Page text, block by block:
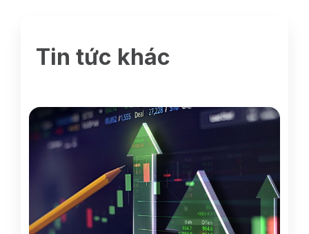
Tin tức khác